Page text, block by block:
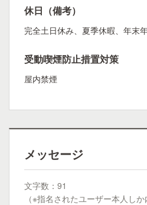
休日（備考）
完全土日休み、夏季休暇、年末
受動喫煙防止措置対策
屋内禁煙
メッセージ
文字数：91
（※指名されたユーザー本人し